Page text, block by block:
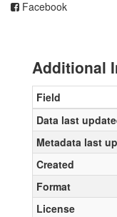
Facebook
Additional
Field
Data last
Metadata last
Created
Format
License